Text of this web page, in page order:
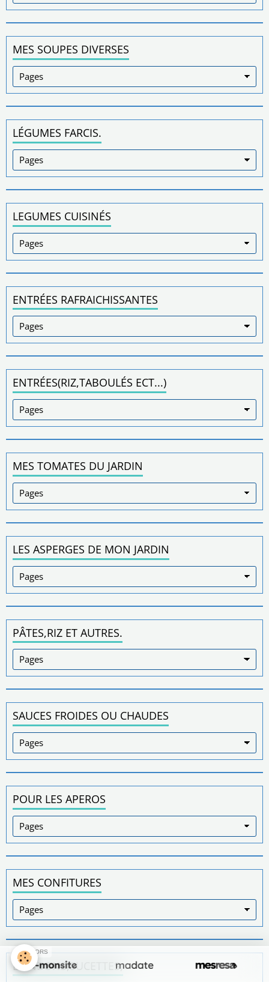
MES SOUPES DIVERSES
LÉGUMES FARCIS.
LEGUMES CUISINÉS
ENTRÉES RAFRAICHISSANTES
ENTRÉES(RIZ,TABOULÉS ECT...)
MES TOMATES DU JARDIN
LES ASPERGES DE MON JARDIN
PÂTES,RIZ ET AUTRES.
SAUCES FROIDES OU CHAUDES
POUR LES APEROS
MES CONFITURES
BONBONS,SUCETTES,
SPONSORS